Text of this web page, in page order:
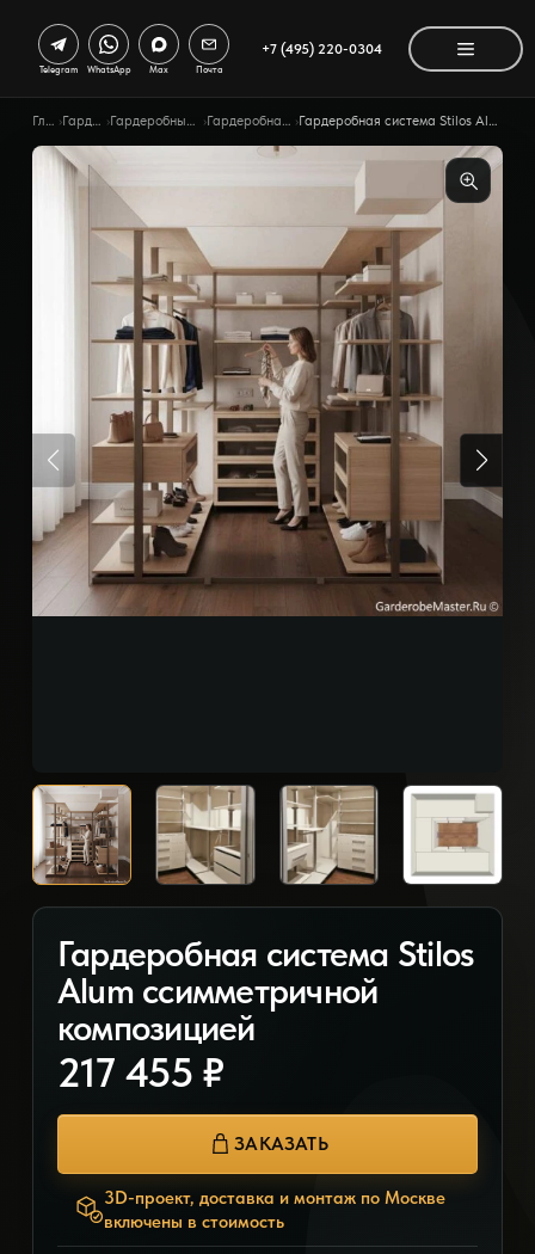
+7 (495) 220-0304
Telegram WhatsApp Max Почта
Главная › Гардеробные › Гардеробные по помещению › Гардеробная для взрослых › Гардеробная система Stilos Alum ссимметричной композицией
Гардеробная система Stilos
Alum ссимметричной
композицией
217 455 ₽
ЗАКАЗАТЬ
3D-проект, доставка и монтаж по Москве
включены в стоимость